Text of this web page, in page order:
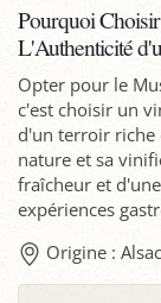
Pourquoi
L'Authenticité
Opter pour le
c'est choisir un
d'un terroir riche
nature et sa
fraîcheur et
expériences
Origine :